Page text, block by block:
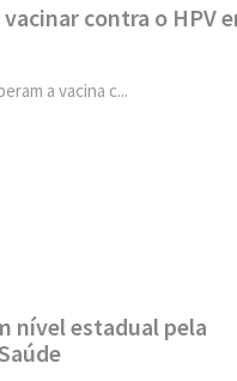
contra o HPV
a vacina c...
nível estadual pela